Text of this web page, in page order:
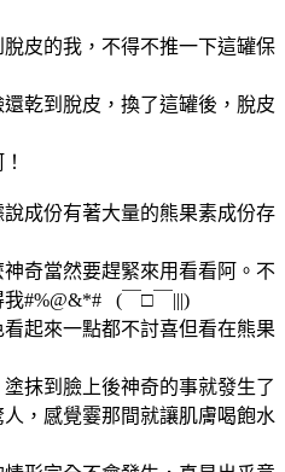
皮的我，不得不推一下這罐保
乾到脫皮，換了這罐後，脫皮
成份有著大量的熊果素成份存
奇當然要趕緊來用看看阿。不
#%@&*# (￣□￣|||)
起來一點都不討喜但看在熊果
抹到臉上後神奇的事就發生了
，感覺霎那間就讓肌膚喝飽水